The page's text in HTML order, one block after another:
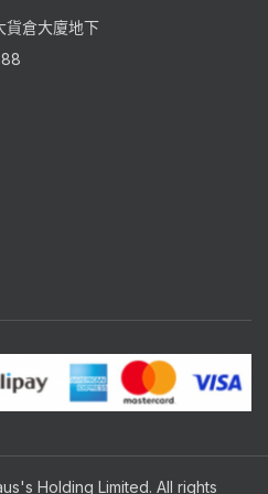
貨倉大廈地下
Holding Limited. All rights